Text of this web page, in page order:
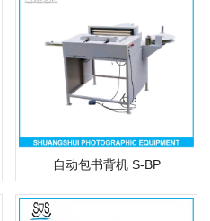
自动包书背机 S-BP